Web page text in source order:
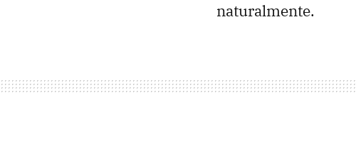
naturalmente.